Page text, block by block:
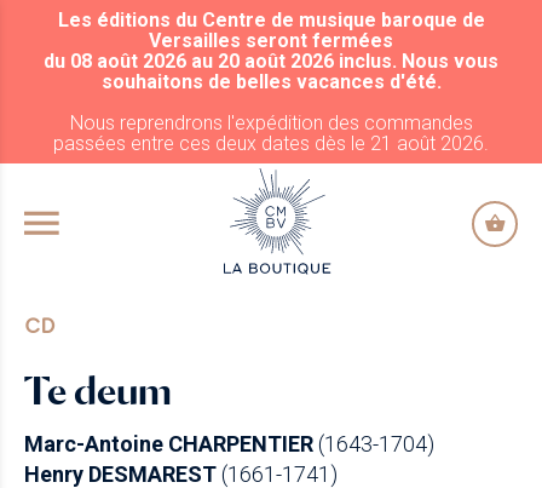
ALLER AU CONTENU PRINCIPAL
Les éditions du Centre de musique baroque de
Versailles seront fermées
du 08 août 2026 au 20 août 2026 inclus. Nous vous
souhaitons de belles vacances d'été.
Nous reprendrons l'expédition des commandes
passées entre ces deux dates dès le 21 août 2026.
CD
Te deum
Marc-Antoine CHARPENTIER(1643-1704)
Henry DESMAREST(1661-1741)